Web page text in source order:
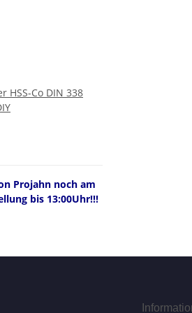
HSS-Co DIN 338
Projahn noch am
bis 13:00Uhr!!!